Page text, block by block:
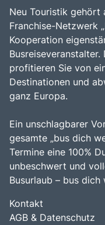
Neu Touristik gehört
Franchise-Netzwerk
Kooperation
Busreiseveranstalter.
profitieren Sie von
Destinationen und
ganz Europa.
Ein unschlagbarer
gesamte „bus dich
Termine eine 100%
unbeschwert und
Busurlaub – bus dich
Kontakt
AGB & Datenschutz